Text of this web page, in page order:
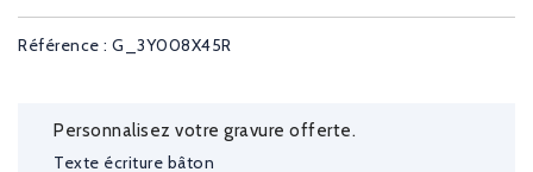
Référence : G_3Y008X45R
Personnalisez votre gravure offerte.
Texte écriture bâton